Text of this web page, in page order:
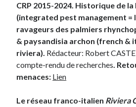
LUTTE PAR INJECTION (ARECAP 2023)
STERILE INSECT TECHNIQUE
BIOCONTROLE (SAUVONS NOS PALMIERS
CHAMPIGNONS ENTOMOPATHOGENES
ETAT DE LA LUTTE 2022
CRP 2015-2024. Historique de
(integrated pest management =
ravageurs des palmiers
& paysandisia archon (french &
riviera). Rédacteur: Robert
compte-rendu de recherches.
menaces: Lien
Le réseau franco-italien Riviera